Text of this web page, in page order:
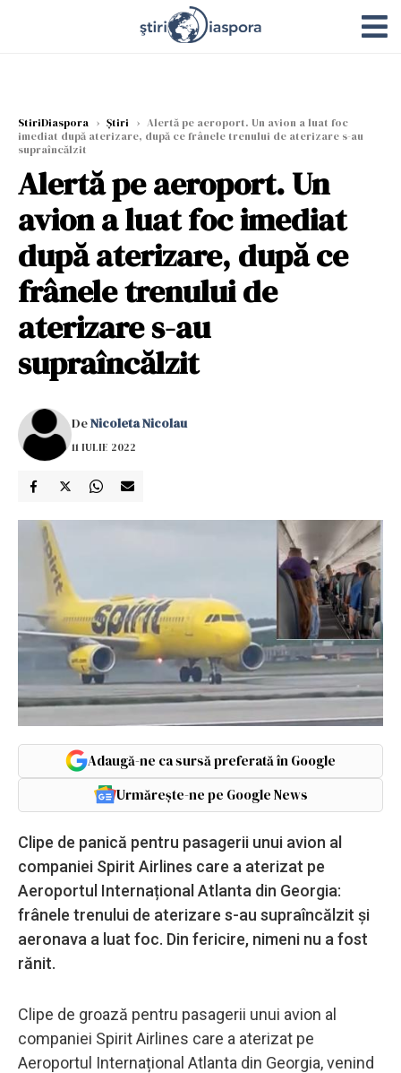
StiriDiaspora › Știri › Alertă pe aeroport. Un avion a luat foc
imediat după aterizare, după ce frânele trenului de aterizare s-au
supraîncălzit
Alertă pe aeroport. Un
avion a luat foc imediat
după aterizare, după ce
frânele trenului de
aterizare s-au
supraîncălzit
DeNicoleta Nicolau
11 IULIE 2022
Adaugă-ne ca sursă preferată în Google
Urmărește-ne pe Google News
Clipe de panică pentru pasagerii unui avion al
companiei Spirit Airlines care a aterizat pe
Aeroportul Internațional Atlanta din Georgia:
frânele trenului de aterizare s-au supraîncălzit și
aeronava a luat foc. Din fericire, nimeni nu a fost
rănit.
Clipe de groază pentru pasagerii unui avion al
companiei Spirit Airlines care a aterizat pe
Aeroportul Internațional Atlanta din Georgia, venind